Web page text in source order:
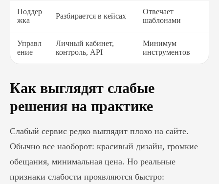
Поддер
жка
Разбирается в кейсах
Отвечает
шаблонами
Управл
ение
Личный кабинет,
контроль, API
Минимум
инструментов
Как выглядят слабые
решения на практике
Слабый сервис редко выглядит плохо на сайте.
Обычно все наоборот: красивый дизайн, громкие
обещания, минимальная цена. Но реальные
признаки слабости проявляются быстро: